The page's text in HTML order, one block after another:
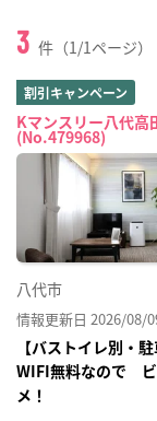
3 件（1/1ページ）
割引キャンペーン
Kマンスリー八代高
(No.479968)
八代市
情報更新日 2026/08/
【バストイレ別・
WIFI無料なので ビ
メ！